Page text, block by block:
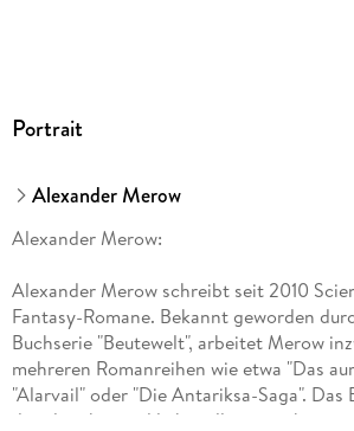
Portrait
Alexander Merow
Alexander Merow:
Alexander Merow schreibt seit 2010
Fantasy-Romane. Bekannt geworden
Buchserie "Beutewelt", arbeitet Merow
mehreren Romanreihen wie etwa "Das
"Alarvail" oder "Die Antariksa-Saga". Das
detailreicher und liebevoll